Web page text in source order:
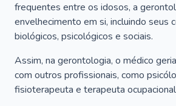
frequentes entre os idosos, a
envelhecimento em si, incluindo seus
biológicos, psicológicos e sociais.
Assim, na gerontologia, o médico
com outros profissionais, como
fisioterapeuta e terapeuta